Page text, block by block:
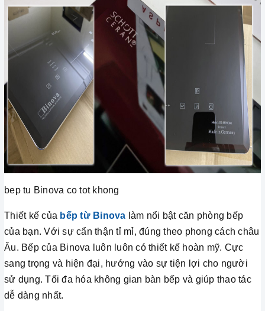
bep tu Binova co tot khong
Thiết kế của bếp từ Binova làm nổi bật căn phòng bếp
của bạn. Với sự cẩn thận tỉ mỉ, đúng theo phong cách châu
Âu. Bếp của Binova luôn luôn có thiết kế hoàn mỹ. Cực
sang trọng và hiện đại, hướng vào sự tiện lợi cho người
sử dụng. Tối đa hóa không gian bàn bếp và giúp thao tác
dễ dàng nhất.